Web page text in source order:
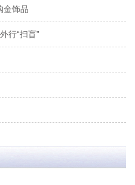
金饰品
行“扫盲”